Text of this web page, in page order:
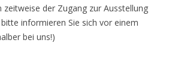
zeitweise der Zugang zur Ausstellung
informieren Sie sich vor einem
bei uns!)